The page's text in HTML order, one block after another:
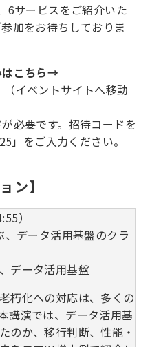
6サービスをご紹介いた
加をお待ちしておりま
はこちら→
（イベントサイトへ移動
必要です。招待コードを
」をご入力ください。
ン】
）
、データ活用基盤のクラ
データ活用基盤
朽化への対応は、多くの
講演では、データ活用基
のか、移行判断、性能・